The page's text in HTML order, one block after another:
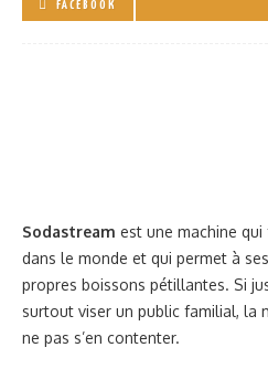
FACEBOOK
Sodastream est une machine
dans le monde et qui permet à
propres boissons pétillantes. Si
surtout viser un public familial, la
ne pas s’en contenter.